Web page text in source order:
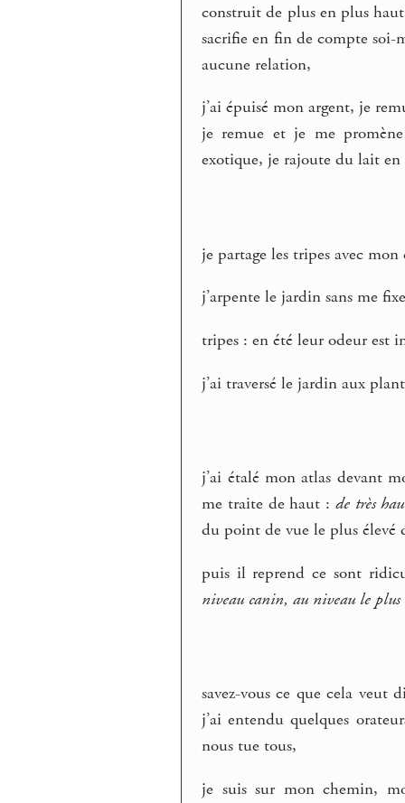
construit de plus en plus
sacrifie en fin de compte soi-
aucune relation,
j’ai épuisé mon argent, je
je remue et je me
exotique, je rajoute du lait
je partage les tripes avec
j’arpente le jardin sans me
tripes : en été leur odeur est
j’ai traversé le jardin aux
j’ai étalé mon atlas devant
me traite de haut : de très
du point de vue le plus élevé
puis il reprend ce sont
niveau canin, au niveau le plus
savez-vous ce que cela veut
j’ai entendu quelques
nous tue tous,
je suis sur mon chemin,